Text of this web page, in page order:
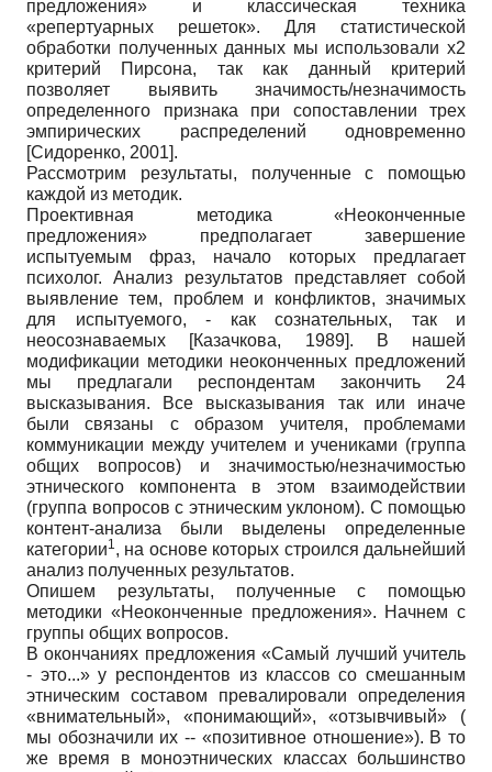
предложения» и классическая техника
«репертуарных решеток». Для статистической
обработки полученных данных мы использовали х2
критерий Пирсона, так как данный критерий
позволяет выявить значимость/незначимость
определенного признака при сопоставлении трех
эмпирических распределений одновременно
[Сидоренко, 2001].
Рассмотрим результаты, полученные с помощью
каждой из методик.
Проективная методика «Неоконченные
предложения» предполагает завершение
испытуемым фраз, начало которых предлагает
психолог. Анализ результатов представляет собой
выявление тем, проблем и конфликтов, значимых
для испытуемого, - как сознательных, так и
неосознаваемых
[Казачкова, 1989]. В нашей
модификации методики неоконченных предложений
мы предлагали респондентам закончить 24
высказывания. Все высказывания так или иначе
были связаны с образом учителя, проблемами
коммуникации между учителем и учениками (группа
общих вопросов) и значимостью/незначимостью
этнического компонента в этом взаимодействии
(группа вопросов с этническим уклоном). С помощью
контент-анализа были выделены определенные
категории1, на основе которых строился дальнейший
анализ полученных результатов.
Опишем результаты, полученные с помощью
методики «Неоконченные предложения». Начнем с
группы общих вопросов.
В окончаниях предложения «Самый лучший учитель
- это...» у респондентов из классов со смешанным
этническим составом превалировали определения
«внимательный», «понимающий», «отзывчивый» (
мы обозначили их -- «позитивное отношение»). В то
же время в моноэтнических классах большинство